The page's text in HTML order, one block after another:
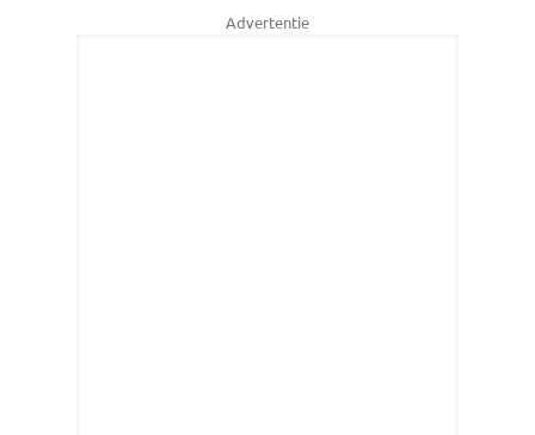
Advertentie